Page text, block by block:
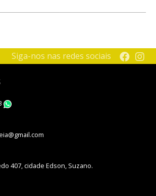
Siga-nos nas redes sociais
407, cidade Edson, Suzano.